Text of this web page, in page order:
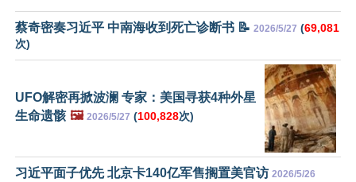
蔡奇密奏习近平 中南海收到死亡诊断书 📝 2026/5/27 (69,081
次)
UFO解密再掀波澜 专家：美国寻获4种外星
生命遗骸 🖼️ 2026/5/27 (100,828次)
习近平面子优先 北京卡140亿军售搁置美官访 2026/5/26